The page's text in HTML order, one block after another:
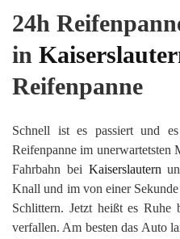
24h
in
Reifenpanne
Schnell ist es passiert und
Reifenpanne im unerwartetsten
Fahrbahn bei Kaiserslautern
Knall und im von einer
Schlittern. Jetzt heißt es
verfallen. Am besten das Auto